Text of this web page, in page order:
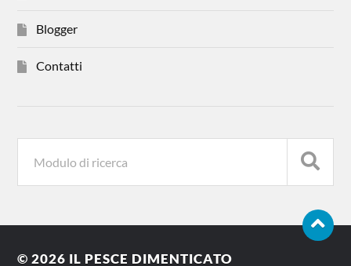
Blogger
Contatti
© 2026 IL PESCE DIMENTICATO